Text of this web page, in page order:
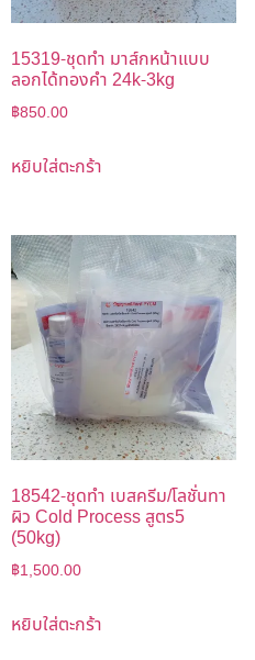
15319-ชุดทำ มาส์กหน้าแบบ
ลอกได้ทองคำ 24k-3kg
฿850.00
หยิบใส่ตะกร้า
18542-ชุดทำ เบสครีม/โลชั่นทา
ผิว Cold Process สูตร5
(50kg)
฿1,500.00
หยิบใส่ตะกร้า